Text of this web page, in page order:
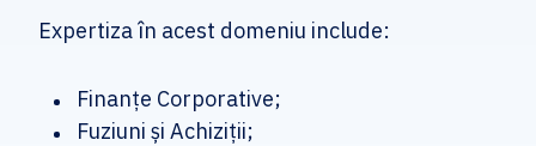
Expertiza în acest domeniu include:
Finanțe Corporative;
Fuziuni și Achiziții;